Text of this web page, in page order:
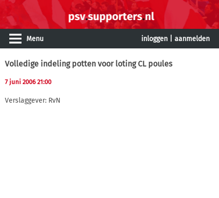
Menu inloggen aanmelden
Volledige indeling potten voor loting CL poules
7 juni 2006 21:00
Verslaggever: RvN